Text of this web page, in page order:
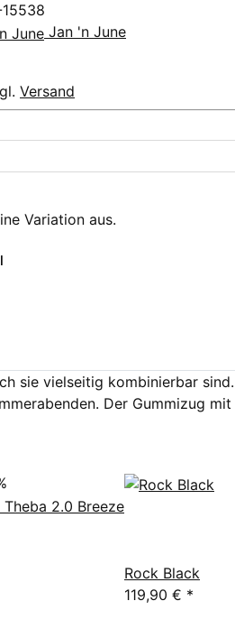
Jan 'n June
Versand
Variation aus.
sie vielseitig kombinierbar
Der Gummizug
Rock Black
119,90 € *